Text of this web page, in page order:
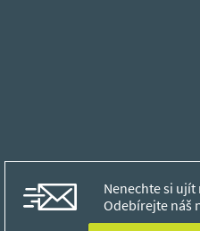
Nenechte si
Odebírejte náš